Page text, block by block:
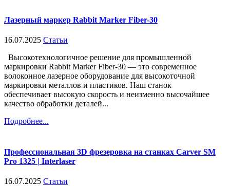
Лазерный маркер Rabbit Marker Fiber-30
16.07.2025 Статьи
Высокотехнологичное решение для промышленной
маркировки Rabbit Marker Fiber-30 — это современное
волоконное лазерное оборудование для высокоточной
маркировки металлов и пластиков. Наш станок
обеспечивает высокую скорость и неизменно высочайшее
качество обработки деталей...
Подробнее...
Профессиональная 3D фрезеровка на станках Carver SM
Pro 1325 | Interlaser
16.07.2025 Статьи